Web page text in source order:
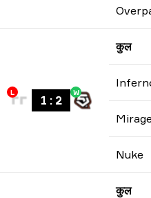
L
1 : 2
W
कुल
Nuke
कुल